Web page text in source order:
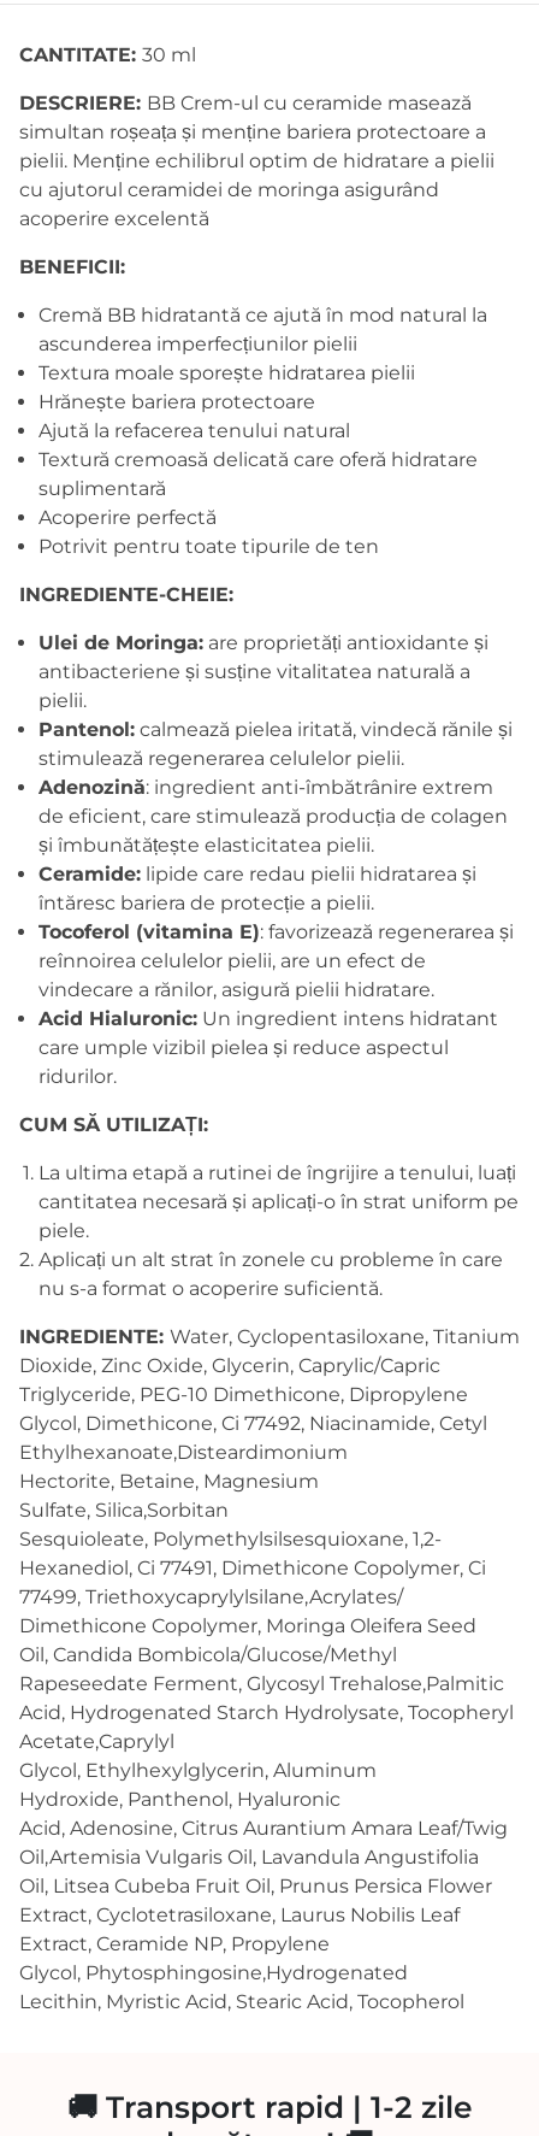
CANTITATE: 30 ml
DESCRIERE: BB Crem-ul cu ceramide masează
simultan roșeața și menține bariera protectoare a
pielii. Menține echilibrul optim de hidratare a pielii
cu ajutorul ceramidei de moringa asigurând
acoperire excelentă
BENEFICII:
Cremă BB hidratantă ce ajută în mod natural la
ascunderea imperfecțiunilor pielii
Textura moale sporește hidratarea pielii
Hrănește bariera protectoare
Ajută la refacerea tenului natural
Textură cremoasă delicată care oferă hidratare
suplimentară
Acoperire perfectă
Potrivit pentru toate tipurile de ten
INGREDIENTE-CHEIE:
Ulei de Moringa: are proprietăți antioxidante și
antibacteriene și susține vitalitatea naturală a
pielii.
Pantenol: calmează pielea iritată, vindecă rănile și
stimulează regenerarea celulelor pielii.
Adenozină: ingredient anti-îmbătrânire extrem
de eficient, care stimulează producția de colagen
și îmbunătățește elasticitatea pielii.
Ceramide: lipide care redau pielii hidratarea și
întăresc bariera de protecție a pielii.
Tocoferol (vitamina E): favorizează regenerarea și
reînnoirea celulelor pielii, are un efect de
vindecare a rănilor, asigură pielii hidratare.
Acid Hialuronic: Un ingredient intens hidratant
care umple vizibil pielea și reduce aspectul
ridurilor.
CUM SĂ UTILIZAȚI:
La ultima etapă a rutinei de îngrijire a tenului, luați
cantitatea necesară și aplicați-o în strat uniform pe
piele.
Aplicați un alt strat în zonele cu probleme în care
nu s-a format o acoperire suficientă.
INGREDIENTE: Water, Cyclopentasiloxane, Titanium
Dioxide, Zinc Oxide, Glycerin, Caprylic/​Capric
Triglyceride, PEG-10 Dimethicone, Dipropylene
Glycol, Dimethicone, Ci 77492, Niacinamide, Cetyl
Ethylhexanoate,Disteardimonium
Hectorite, Betaine, Magnesium
Sulfate, Silica,Sorbitan
Sesquioleate, Polymethylsilsesquioxane, 1,2-
Hexanediol, Ci 77491, Dimethicone Copolymer, Ci
77499, Triethoxycaprylylsilane,Acrylates/​
Dimethicone Copolymer, Moringa Oleifera Seed
Oil, Candida Bombicola/​Glucose/​Methyl
Rapeseedate Ferment, Glycosyl Trehalose,Palmitic
Acid, Hydrogenated Starch Hydrolysate, Tocopheryl
Acetate,Caprylyl
Glycol, Ethylhexylglycerin, Aluminum
Hydroxide, Panthenol, Hyaluronic
Acid, Adenosine, Citrus Aurantium Amara Leaf/​Twig
Oil,Artemisia Vulgaris Oil, Lavandula Angustifolia
Oil, Litsea Cubeba Fruit Oil, Prunus Persica Flower
Extract, Cyclotetrasiloxane, Laurus Nobilis Leaf
Extract, Ceramide NP, Propylene
Glycol, Phytosphingosine,Hydrogenated
Lecithin, Myristic Acid, Stearic Acid, Tocopherol
🚚 Transport rapid | 1-2 zile